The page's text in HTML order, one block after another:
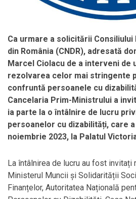
Ca urmare a solicitării Consiliului
din România (CNDR), adresată
Marcel Ciolacu de a interveni de
rezolvarea celor mai stringente
confruntă persoanele cu
Cancelaria Prim-Ministrului a
ia parte la o întâlnire de lucru
persoanelor cu dizabilități, care
noiembrie 2023, la Palatul
La întâlnirea de lucru au fost invitați
Ministerul Muncii și Solidarității
Finanțelor, Autoritatea Națională